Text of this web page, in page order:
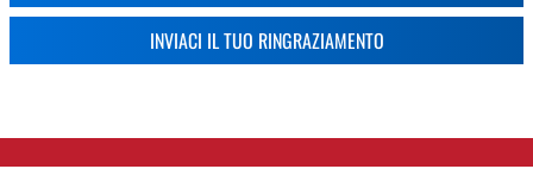
INVIACI IL TUO RINGRAZIAMENTO